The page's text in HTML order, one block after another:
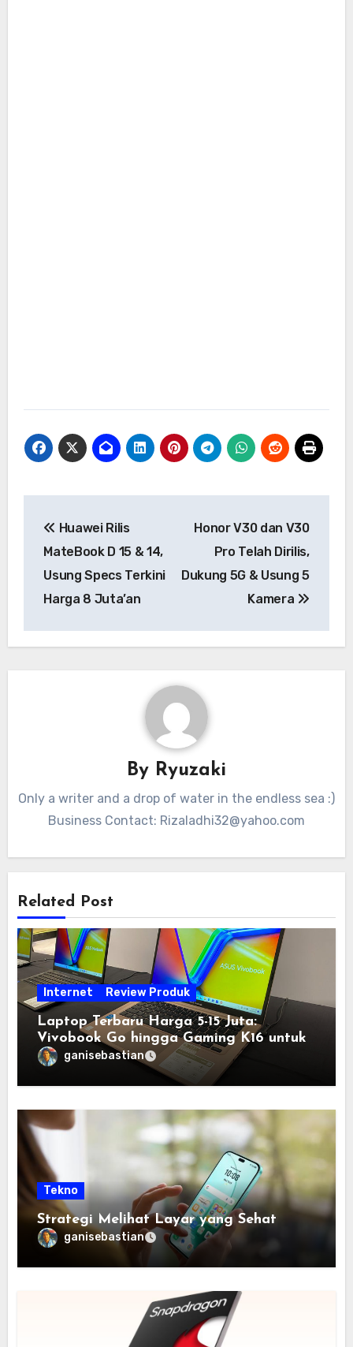
pos
Huawei Rilis
MateBook D 15 & 14,
Usung Specs Terkini
Harga 8 Juta’an
Honor V30 dan V30
Pro Telah Dirilis,
Dukung 5G & Usung 5
Kamera
By Ryuzaki
Only a writer and a drop of water in the endless sea :)
Business Contact: Rizaladhi32@yahoo.com
Related Post
Internet Review Produk
Laptop Terbaru Harga 5-15 Juta:
Vivobook Go hingga Gaming K16 untuk
Semua Budget
ganisebastian
Tekno
Strategi Melihat Layar yang Sehat
ganisebastian